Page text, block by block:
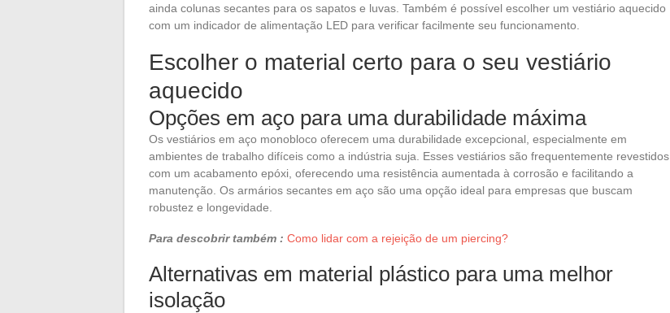
ainda colunas secantes para os sapatos e luvas. Também é possível escolher um vestiário aquecido
com um indicador de alimentação LED para verificar facilmente seu funcionamento.
Escolher o material certo para o seu vestiário
aquecido
Opções em aço para uma durabilidade máxima
Os vestiários em aço monobloco oferecem uma durabilidade excepcional, especialmente em
ambientes de trabalho difíceis como a indústria suja. Esses vestiários são frequentemente revestidos
com um acabamento epóxi, oferecendo uma resistência aumentada à corrosão e facilitando a
manutenção. Os armários secantes em aço são uma opção ideal para empresas que buscam
robustez e longevidade.
Para descobrir também : Como lidar com a rejeição de um piercing?
Alternativas em material plástico para uma melhor
isolação